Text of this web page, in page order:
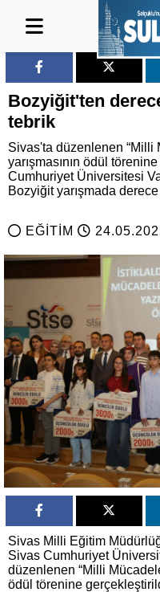
Bozyiğit'ten
tebrik
Sivas'ta düzenlenen “Milli
yarışmasının ödül
Cumhuriyet Üniversitesi
Bozyiğit yarışmada
EĞİTİM
Sivas Milli Eğitim
Sivas Cumhuriyet
düzenlenen “Milli
ödül törenine